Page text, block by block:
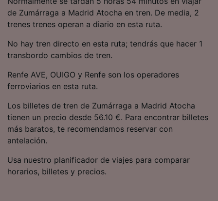
de Zumárraga a Madrid Atocha en tren. De media, 2
trenes trenes operan a diario en esta ruta.
No hay tren directo en esta ruta; tendrás que hacer 1
transbordo cambios de tren.
Renfe AVE, OUIGO y Renfe son los operadores
ferroviarios en esta ruta.
Los billetes de tren de Zumárraga a Madrid Atocha
tienen un precio desde 56.10 €. Para encontrar billetes
más baratos, te recomendamos reservar con
antelación.
Usa nuestro planificador de viajes para comparar
horarios, billetes y precios.
precisa. Analizar activamente las
características del dispositivo para su
identificación. Almacenar la información en un
contenido personalizados, medición de
publicidad y contenido, investigación de
Lista de asociados (proveedores)